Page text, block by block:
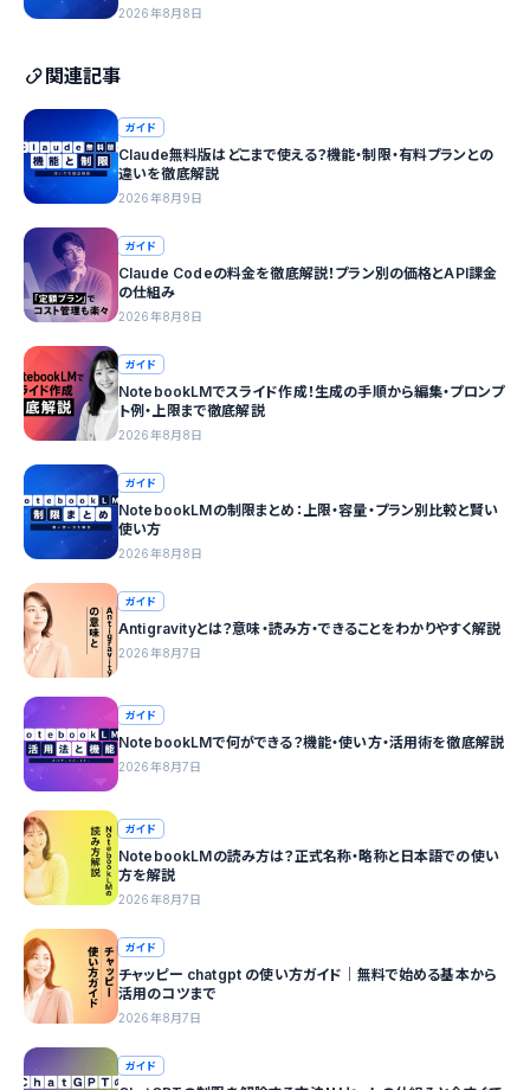
2026年8月8日
関連記事
ガイド
Claude無料版はどこまで使える？機能・制限・有料プランとの
違いを徹底解説
2026年8月9日
ガイド
Claude Codeの料金を徹底解説！プラン別の価格とAPI課金
の仕組み
2026年8月8日
ガイド
NotebookLMでスライド作成！生成の手順から編集・プロンプ
ト例・上限まで徹底解説
2026年8月8日
ガイド
NotebookLMの制限まとめ：上限・容量・プラン別比較と賢い
使い方
2026年8月8日
ガイド
Antigravityとは？意味・読み方・できることをわかりやすく解説
2026年8月7日
ガイド
NotebookLMで何ができる？機能・使い方・活用術を徹底解説
2026年8月7日
ガイド
NotebookLMの読み方は？正式名称・略称と日本語での使い
方を解説
2026年8月7日
ガイド
チャッピー chatgpt の使い方ガイド｜無料で始める基本から
活用のコツまで
2026年8月7日
ガイド